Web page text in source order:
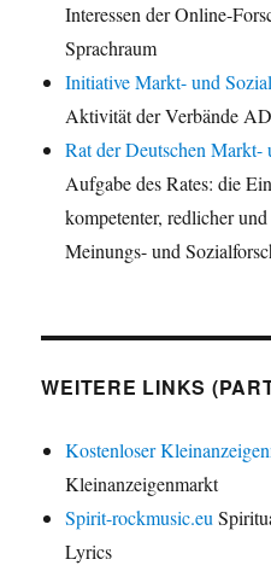
Interessen der Online-
Sprachraum
Initiative Markt- und
Aktivität der Verbände
Rat der Deutschen Markt-
Aufgabe des Rates: die
kompetenter, redlicher
Meinungs- und
WEITERE LINKS
Kostenloser
Kleinanzeigenmarkt
Spirit-rockmusic.eu
Lyrics